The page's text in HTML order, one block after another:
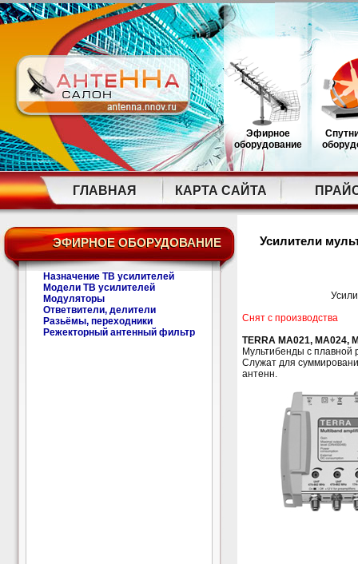
Эфирное
оборудование
ГЛАВНАЯ КАРТА САЙТА
ЭФИРНОЕ ОБОРУДОВАНИЕ
Назначение ТВ усилителей
Модели ТВ усилителей
Модуляторы
Ответвители, делители
Разьёмы, переходники
Режекторный антенный фильтр
Усилители
Снят с производства
TERRA MA021, MA024,
Мультибенды с плавной
Служат для
антенн.